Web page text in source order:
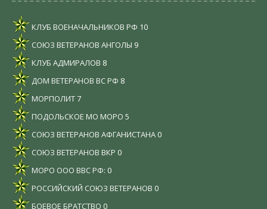
КЛУБ ВОЕНАЧАЛЬНИКОВ РФ 10
СОЮЗ ВЕТЕРАНОВ АНГОЛЫ 9
КЛУБ АДМИРАЛОВ 8
ДОМ ВЕТЕРАНОВ ВС РФ 8
МОРПОЛИТ7
ПОДОЛЬСКОЕ МО МОРО 5
СОЮЗ ВЕТЕРАНОВ АФГАНИСТАНА 0
СОЮЗ ВЕТЕРАНОВ ВКР 0
МОРО ООО ВВС РФ: 0
РОССИЙСКИЙ СОЮЗ ВЕТЕРАНОВ 0
БОЕВОЕ БРАТСТВО 0